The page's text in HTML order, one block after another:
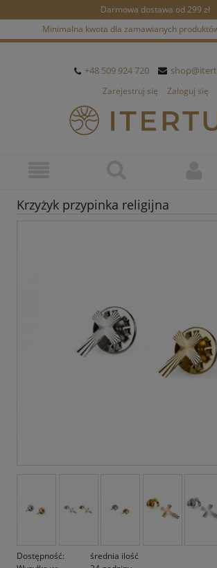
Darmowa dostawa od 299 zł
Minimalna kwota dla zamawianych
+48 509 924 720
Zarejestruj się Zaloguj się
Krzyżyk przypinka religijna
Dostępność:
średnia ilość